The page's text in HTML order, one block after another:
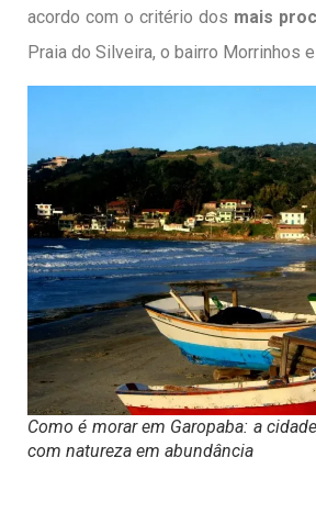
acordo com o critério dos mais
Praia do Silveira, o bairro Morrinhos e
Como é morar em Garopaba: a
com natureza em abundância